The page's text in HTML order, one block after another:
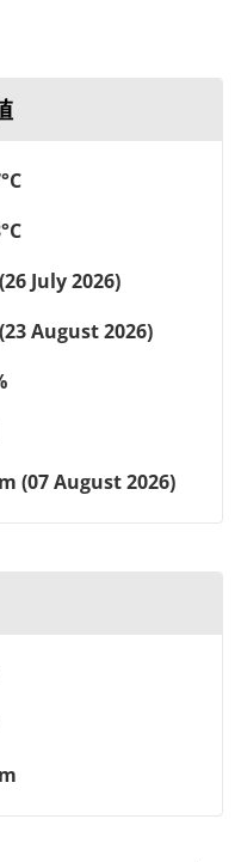
July 2026)
August 2026)
(07 August 2026)